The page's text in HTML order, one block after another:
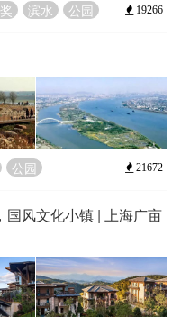
滨水 公园 19266
公园 21672
风文化小镇 | 上海广亩